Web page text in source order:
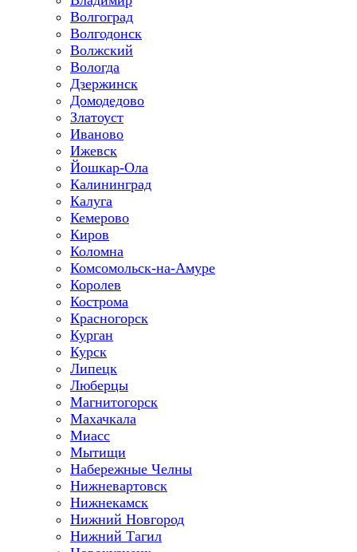
Волгоград
Волгодонск
Волжский
Вологда
Дзержинск
Домодедово
Златоуст
Иваново
Ижевск
Йошкар-Ола
Калининград
Калуга
Кемерово
Киров
Коломна
Комсомольск-на-Амуре
Королев
Кострома
Красногорск
Курган
Курск
Липецк
Люберцы
Магнитогорск
Махачкала
Миасс
Мытищи
Набережные Челны
Нижневартовск
Нижнекамск
Нижний Новгород
Нижний Тагил